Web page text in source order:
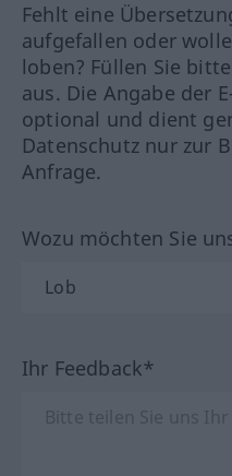
Fehlt eine
aufgefallen oder
loben? Füllen Sie
aus. Die Angabe der
optional und dient
Datenschutz nur zur
Anfrage.
Wozu möchten Sie
Ihr Feedback*